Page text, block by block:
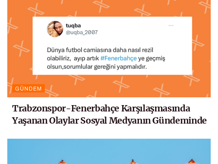
GÜNDEM
Trabzonspor-Fenerbahçe Karşılaşmasında
Yaşanan Olaylar Sosyal Medyanın Gündeminde